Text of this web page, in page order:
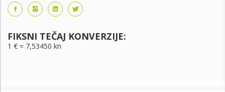
FIKSNI TEČAJ KONVERZIJE:
1 € = 7,53450 kn